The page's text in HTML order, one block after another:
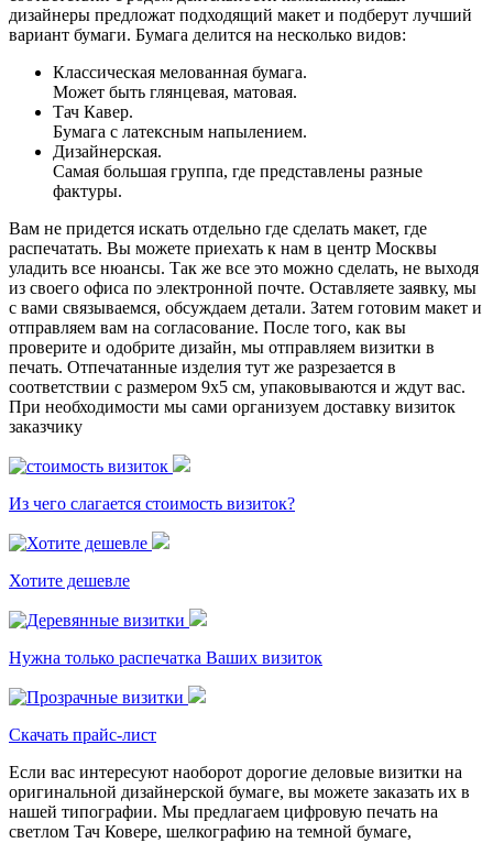
дизайнеры предложат подходящий макет и подберут лучший
вариант бумаги. Бумага делится на несколько видов:
Классическая мелованная бумага.
Может быть глянцевая, матовая.
Тач Кавер.
Бумага с латексным напылением.
Дизайнерская.
Самая большая группа, где представлены разные
фактуры.
Вам не придется искать отдельно где сделать макет, где
распечатать. Вы можете приехать к нам в центр Москвы
уладить все нюансы. Так же все это можно сделать, не выходя
из своего офиса по электронной почте. Оставляете заявку, мы
с вами связываемся, обсуждаем детали. Затем готовим макет и
отправляем вам на согласование. После того, как вы
проверите и одобрите дизайн, мы отправляем визитки в
печать. Отпечатанные изделия тут же разрезается в
соответствии с размером 9х5 см, упаковываются и ждут вас.
При необходимости мы сами организуем доставку визиток
заказчику
Из чего слагается стоимость визиток?
Хотите дешевле
Нужна только распечатка Ваших визиток
Скачать прайс-лист
Если вас интересуют наоборот дорогие деловые визитки на
оригинальной дизайнерской бумаге, вы можете заказать их в
нашей типографии. Мы предлагаем цифровую печать на
светлом Тач Ковере, шелкографию на темной бумаге,